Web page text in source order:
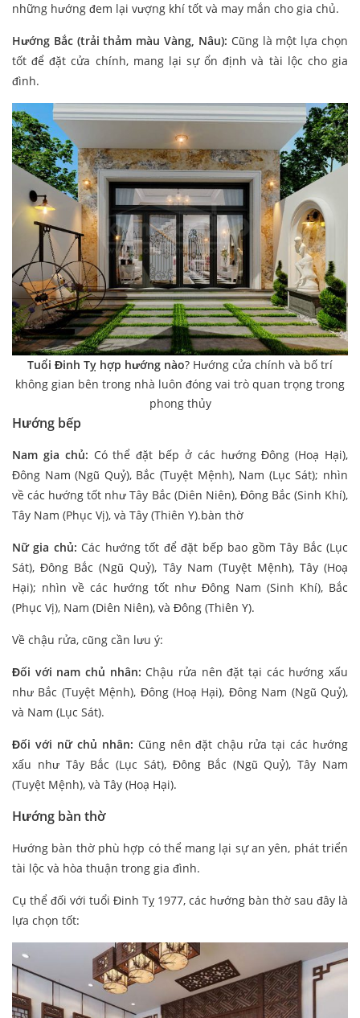
những hướng đem lại vượng khí tốt và may mắn cho gia chủ.
Hướng Bắc (trải thảm màu Vàng, Nâu): Cũng là một lựa chọn
tốt để đặt cửa chính, mang lại sự ổn định và tài lộc cho gia
đình.
Tuổi Đinh Tỵ hợp hướng nào? Hướng cửa chính và bố trí
không gian bên trong nhà luôn đóng vai trò quan trọng trong
phong thủy
Hướng bếp
Nam gia chủ: Có thể đặt bếp ở các hướng Đông (Hoạ Hại),
Đông Nam (Ngũ Quỷ), Bắc (Tuyệt Mệnh), Nam (Lục Sát); nhìn
về các hướng tốt như Tây Bắc (Diên Niên), Đông Bắc (Sinh Khí),
Tây Nam (Phục Vị), và Tây (Thiên Y).bàn thờ
Nữ gia chủ: Các hướng tốt để đặt bếp bao gồm Tây Bắc (Lục
Sát), Đông Bắc (Ngũ Quỷ), Tây Nam (Tuyệt Mệnh), Tây (Hoạ
Hại); nhìn về các hướng tốt như Đông Nam (Sinh Khí), Bắc
(Phục Vị), Nam (Diên Niên), và Đông (Thiên Y).
Về chậu rửa, cũng cần lưu ý:
Đối với nam chủ nhân: Chậu rửa nên đặt tại các hướng xấu
như Bắc (Tuyệt Mệnh), Đông (Hoạ Hại), Đông Nam (Ngũ Quỷ),
và Nam (Lục Sát).
Đối với nữ chủ nhân: Cũng nên đặt chậu rửa tại các hướng
xấu như Tây Bắc (Lục Sát), Đông Bắc (Ngũ Quỷ), Tây Nam
(Tuyệt Mệnh), và Tây (Hoạ Hại).
Hướng bàn thờ
Hướng bàn thờ phù hợp có thể mang lại sự an yên, phát triển
tài lộc và hòa thuận trong gia đình.
Cụ thể đối với tuổi Đinh Tỵ 1977, các hướng bàn thờ sau đây là
lựa chọn tốt: